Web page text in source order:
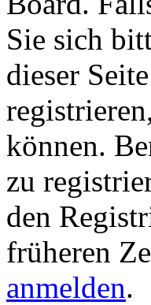
Sie sich
dieser
können.
zu
den
früheren
anmelden.